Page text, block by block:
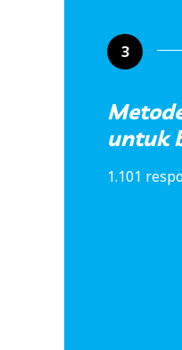
3
untuk
1.101